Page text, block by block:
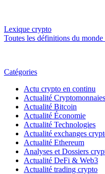
Lexique crypto
Toutes les définitions du
Catégories
Actu crypto en continu
Actualité Cryptomonnaies
Actualité Bitcoin
Actualité Économie
Actualité Technologies
Actualité exchanges
Actualité Ethereum
Analyses et Dossiers
Actualité DeFi & Web3
Actualité trading crypto